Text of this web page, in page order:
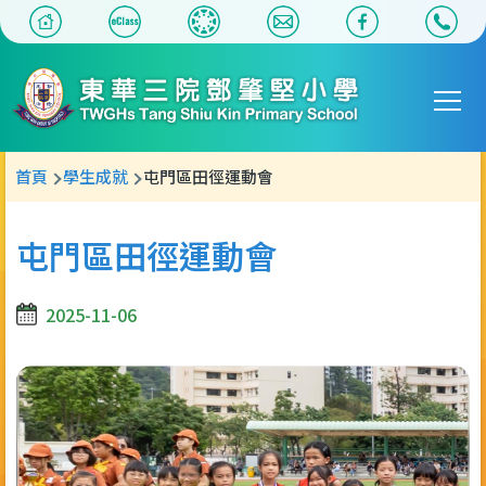
移至主內容
Main
導
航
連
結
首頁 學生成就 屯門區田徑運動會
屯門區田徑運動會
2025-11-06